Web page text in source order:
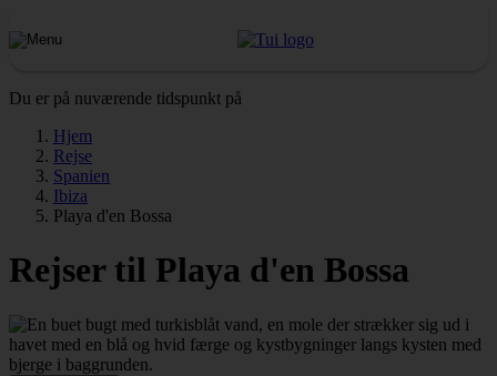
Du er på nuværende tidspunkt på
Hjem
Rejse
Spanien
Ibiza
Playa d'en Bossa
Rejser til Playa d'en Bossa